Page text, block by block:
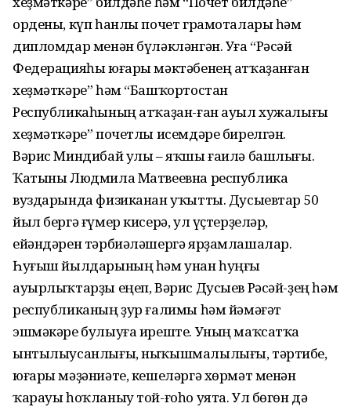
ордены, күп һанлы почет грамоталары һәм
дипломдар менән бүләкләнгән. Уға “Рәсәй
Федерацияһы юғары мәктәбенең атҡаҙанған
хеҙмәткәре” һәм “Башҡортостан
Республикаһының атҡаҙан-ған ауыл хужалығы
хеҙмәткәре” почетлы исемдәре бирелгән.
Вәрис Миндибай улы – яҡшы ғаилә башлығы.
Ҡатыны Людмила Матвеевна республика
вуздарында физиканан уҡытты. Дусыевтар 50
йыл бергә ғүмер кисерә, ул үҫтерҙеләр,
ейәндәрен тәрбиәләшергә ярҙамлашалар.
Һуғыш йылдарының һәм унан һуңғы
ауырлыҡтарҙы еңеп, Вәрис Дусыев Рәсәй-ҙең һәм
республиканың ҙур ғалимы һәм йәмәғәт
эшмәкәре булыуға иреште. Уның маҡсатҡа
ынтылыусанлығы, ныҡышмалылығы, тәртибе,
юғары мәҙәниәте, кешеләргә хөрмәт менән
ҡарауы һоҡланыу той-ғоһо уята. Ул бөгөн дә